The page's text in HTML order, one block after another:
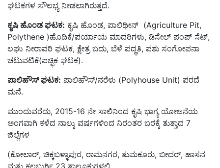
ಘಟಕಗಳ ಸೌಲಭ್ಯ ನೀಡಲಾಗಿರುತ್ತದೆ.
ಕೃಷಿ ಹೊಂಡ ಘಟಕ: ಕೃಷಿ ಹೊಂಡ, ಪಾಲಿಥೀನ್ (Agriculture Pit,
Polythene )ಹೊದಿಕೆ/ಪರ್ಯಾಯ ಮಾದರಿಗಳು, ಡಿಸೇಲ್ ಪಂಪ್ ಸೆಟ್,
ಲಘು ನೀರಾವರಿ ಘಟಕ, ಕ್ಷೇತ್ರ ಬದು, ಬೆಳೆ ಪದ್ಧತಿ, ಪಶು ಸಂಗೋಪನಾ
ಚಟುವಟಿಕೆ(ಐಚ್ಛಿಕ ಘಟಕ).
ಪಾಲಿಹೌಸ್ ಘಟಕ: ಪಾಲಿಹೌಸ್/ನರೆಳು (Polyhouse Unit) ಪರದೆ
ಮನೆ.
ಮುಂದುವರೆದು, 2015-16 ನೇ ಸಾಲಿನಿಂದ ಕೃಷಿ ಭಾಗ್ಯ ಯೋಜನೆಯ
ಅಂಗವಾಗಿ ಕಳೆದ ನಾಲ್ಕು ವರ್ಷಗಳಿಂದ ನಿರಂತರ ಬರಕ್ಕೆ ತುತ್ತಾದ 7
ಜಿಲ್ಲೆಗಳ
(ಕೋಲಾರ್, ಚಿಕ್ಕಬಳ್ಳಾಪುರ, ರಾಮನಗರ, ತುಮಕೂರು, ಬೀದರ್, ಹಾಸನ